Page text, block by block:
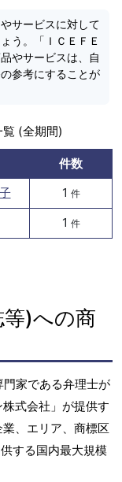
サービスに対して
う。「ＩＣＥＦＥ
やサービスは、自
参考にすることが
(全期間)
件数
1 件
1 件
)への商
門家である弁理士が
式会社」が提供す
、エリア、商標区
する国内最大規模